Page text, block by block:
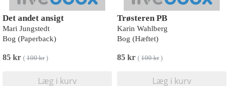
Det andet ansigt
Mari Jungstedt
Bog (Paperback)
85 kr ( 100 kr)
Læg i kurv
Trøsteren PB
Karin Wahlberg
Bog (Hæftet)
85 kr ( 100 kr)
Læg i kurv